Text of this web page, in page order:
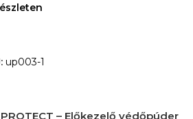
up003-1
PROTECT – Előkezelő védőpúder